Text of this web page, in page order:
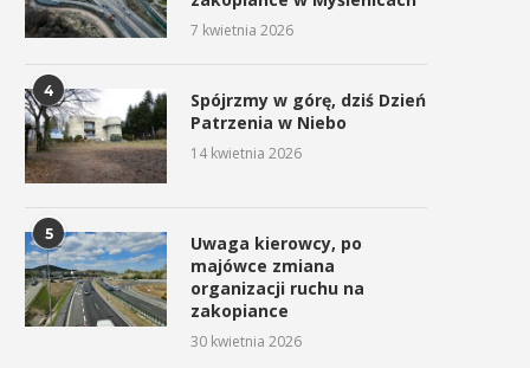
7 kwietnia 2026
4
Spójrzmy w górę, dziś Dzień
Patrzenia w Niebo
14 kwietnia 2026
5
Uwaga kierowcy, po
majówce zmiana
organizacji ruchu na
zakopiance
30 kwietnia 2026